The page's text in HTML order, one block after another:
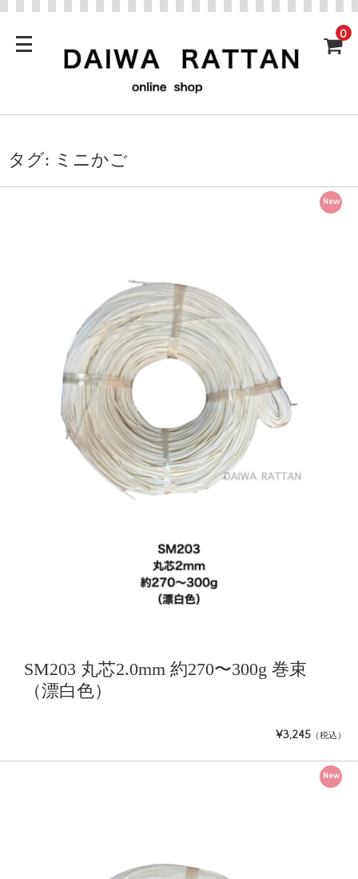
0
タグ: ミニかご
New
SM203 丸芯2.0mm 約270〜300g 巻束
（漂白色）
¥3,245 （税込）
New